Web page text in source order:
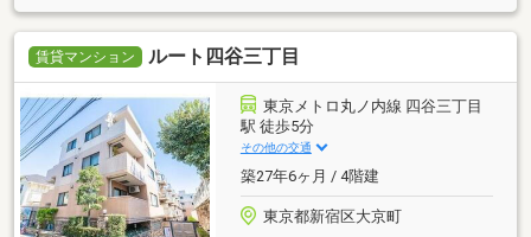
賃貸マンション ルート四谷三丁目
東京メトロ丸ノ内線 四谷三丁目
駅 徒歩5分
その他の交通
築27年6ヶ月 / 4階建
東京都新宿区大京町